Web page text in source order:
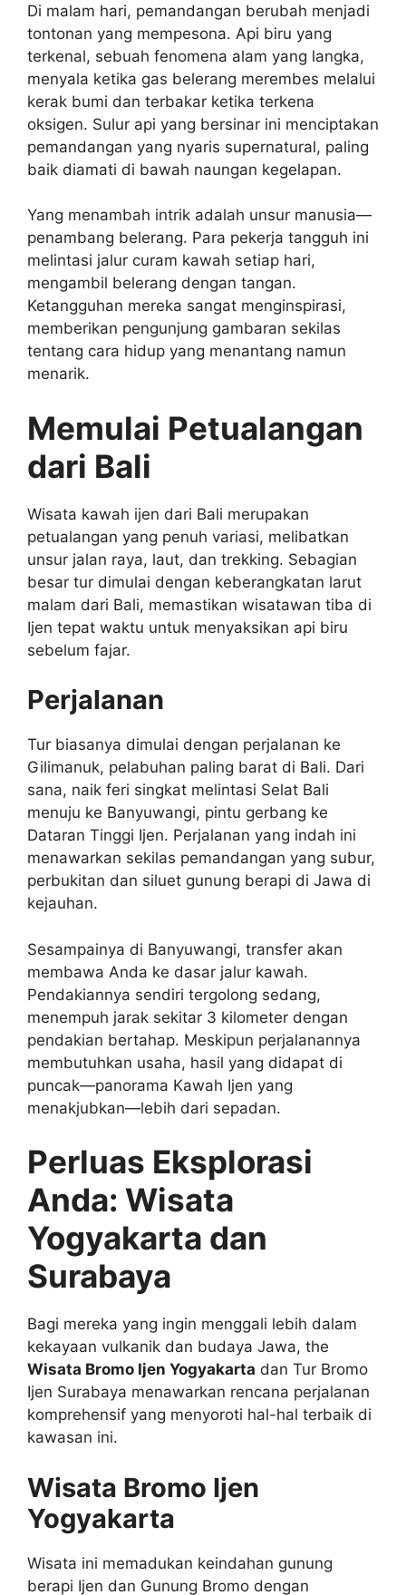
Di malam hari, pemandangan berubah menjadi
tontonan yang mempesona. Api biru yang
terkenal, sebuah fenomena alam yang langka,
menyala ketika gas belerang merembes melalui
kerak bumi dan terbakar ketika terkena
oksigen. Sulur api yang bersinar ini menciptakan
pemandangan yang nyaris supernatural, paling
baik diamati di bawah naungan kegelapan.
Yang menambah intrik adalah unsur manusia—
penambang belerang. Para pekerja tangguh ini
melintasi jalur curam kawah setiap hari,
mengambil belerang dengan tangan.
Ketangguhan mereka sangat menginspirasi,
memberikan pengunjung gambaran sekilas
tentang cara hidup yang menantang namun
menarik.
Memulai Petualangan
dari Bali
Wisata kawah ijen dari Bali merupakan
petualangan yang penuh variasi, melibatkan
unsur jalan raya, laut, dan trekking. Sebagian
besar tur dimulai dengan keberangkatan larut
malam dari Bali, memastikan wisatawan tiba di
Ijen tepat waktu untuk menyaksikan api biru
sebelum fajar.
Perjalanan
Tur biasanya dimulai dengan perjalanan ke
Gilimanuk, pelabuhan paling barat di Bali. Dari
sana, naik feri singkat melintasi Selat Bali
menuju ke Banyuwangi, pintu gerbang ke
Dataran Tinggi Ijen. Perjalanan yang indah ini
menawarkan sekilas pemandangan yang subur,
perbukitan dan siluet gunung berapi di Jawa di
kejauhan.
Sesampainya di Banyuwangi, transfer akan
membawa Anda ke dasar jalur kawah.
Pendakiannya sendiri tergolong sedang,
menempuh jarak sekitar 3 kilometer dengan
pendakian bertahap. Meskipun perjalanannya
membutuhkan usaha, hasil yang didapat di
puncak—panorama Kawah Ijen yang
menakjubkan—lebih dari sepadan.
Perluas Eksplorasi
Anda: Wisata
Yogyakarta dan
Surabaya
Bagi mereka yang ingin menggali lebih dalam
kekayaan vulkanik dan budaya Jawa, the
Wisata Bromo Ijen Yogyakarta dan Tur Bromo
Ijen Surabaya menawarkan rencana perjalanan
komprehensif yang menyoroti hal-hal terbaik di
kawasan ini.
Wisata Bromo Ijen
Yogyakarta
Wisata ini memadukan keindahan gunung
berapi Ijen dan Gunung Bromo dengan